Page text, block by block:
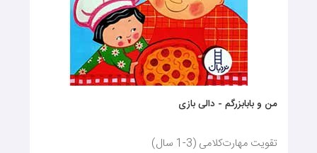
من و بابابزرگم - دالی بازی
تقویت مهارت‌کلامی (3-1 سال)